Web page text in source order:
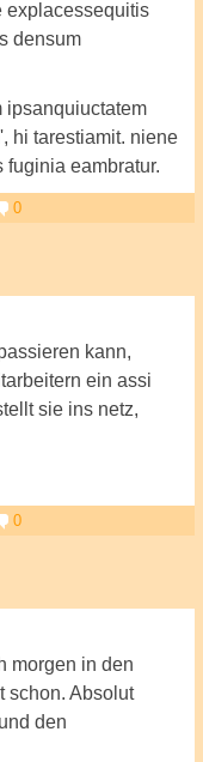
explacessequitis
densum
ipsanquiuctatem
hi tarestiamit. niene
fuginia eambratur.
0
kann,
ein assi
sie ins netz,
0
morgen in den
schon. Absolut
den